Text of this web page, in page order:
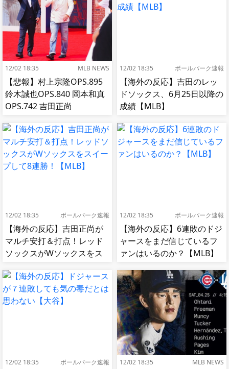
12/02 18:35 MLB NEWS
【悲報】村上宗隆OPS.895
鈴木誠也OPS.840 岡本和真
OPS.742 吉田正尚
12/02 18:35 ボールパーク速報
【海外の反応】吉田のレッ
ドソックス、6月25日以降の
成績【MLB】
12/02 18:35 ボールパーク速報
【海外の反応】吉田正尚が
マルチ安打＆打点！レッド
ソックスがWソックスをス
12/02 18:35 ボールパーク速報
【海外の反応】6連敗のドジ
ャースをまだ信じているフ
ァンはいるのか？【MLB】
12/02 18:35 ボールパーク速報 12/02 18:35 MLB NEWS